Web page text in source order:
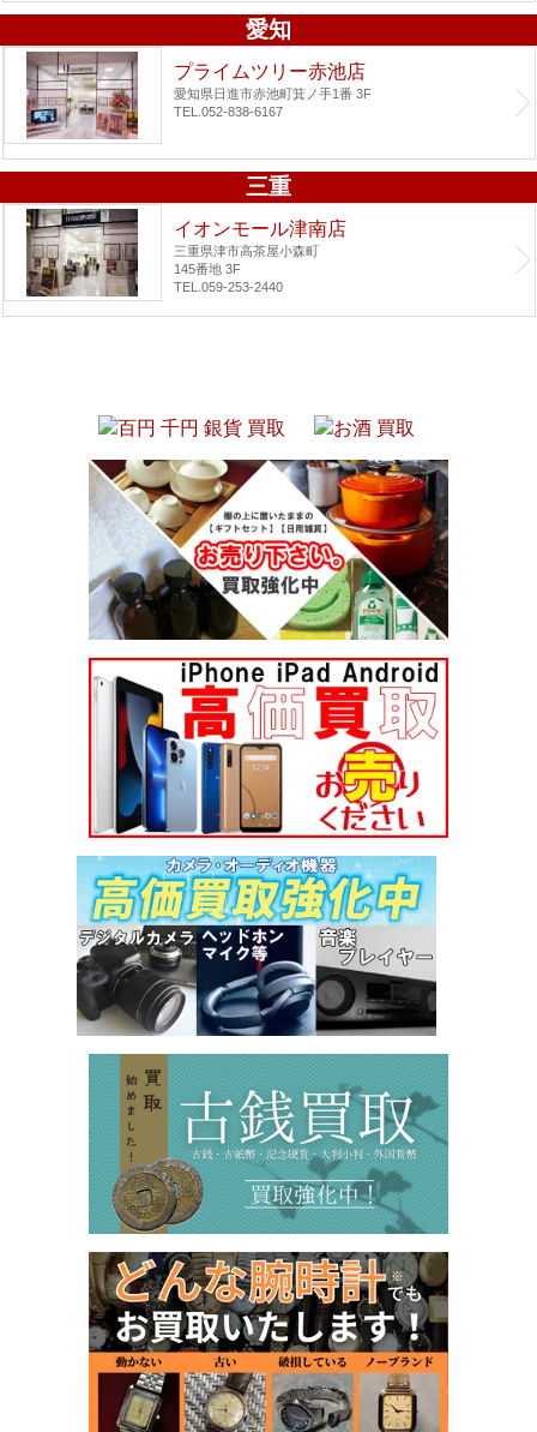
愛知
プライムツリー赤池店
愛知県日進市赤池町箕ノ手1番 3F
TEL.052-838-6167
三重
イオンモール津南店
三重県津市高茶屋小森町
145番地 3F
TEL.059-253-2440